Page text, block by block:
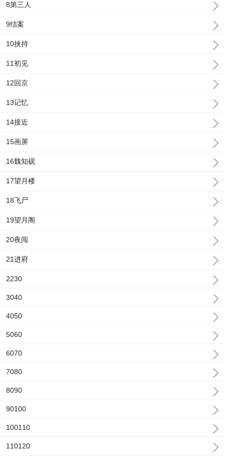
8第三人
9结案
10挟持
11初见
12回京
13记忆
14接近
15画屏
16魏知砚
17望月楼
18飞尸
19望月阁
20夜闯
21进府
2230
3040
4050
5060
6070
7080
8090
90100
100110
110120